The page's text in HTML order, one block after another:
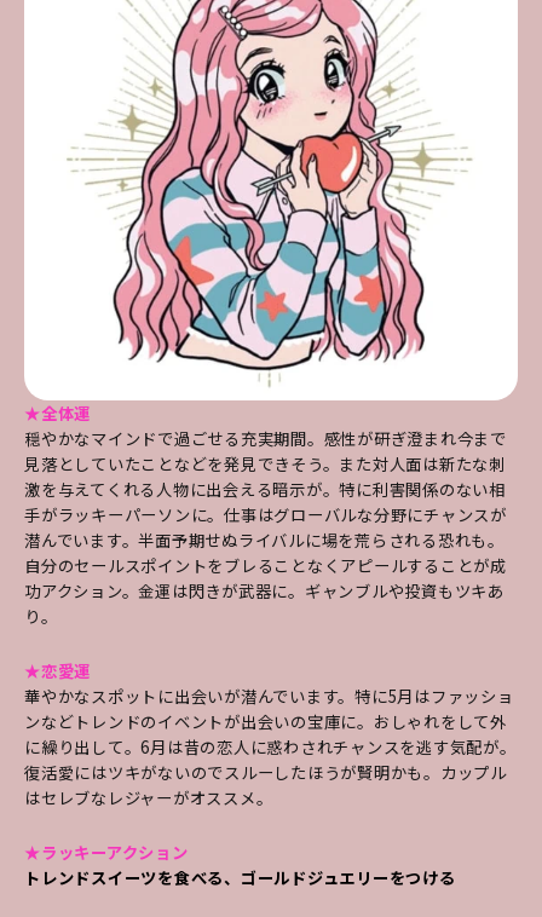
★全体運
穏やかなマインドで過ごせる充実期間。感性が研ぎ澄まれ今まで
見落としていたことなどを発見できそう。また対人面は新たな刺
激を与えてくれる人物に出会える暗示が。特に利害関係のない相
手がラッキーパーソンに。仕事はグローバルな分野にチャンスが
潜んでいます。半面予期せぬライバルに場を荒らされる恐れも。
自分のセールスポイントをブレることなくアピールすることが成
功アクション。金運は閃きが武器に。ギャンブルや投資もツキあ
り。
★恋愛運
華やかなスポットに出会いが潜んでいます。特に5月はファッショ
ンなどトレンドのイベントが出会いの宝庫に。おしゃれをして外
に繰り出して。6月は昔の恋人に惑わされチャンスを逃す気配が。
復活愛にはツキがないのでスルーしたほうが賢明かも。カップル
はセレブなレジャーがオススメ。
★ラッキーアクション
トレンドスイーツを食べる、ゴールドジュエリーをつける